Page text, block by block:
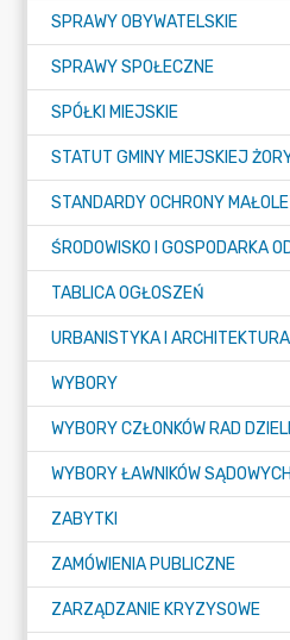
SPRAWY OBYWATELSKIE
SPRAWY SPOŁECZNE
SPÓŁKI MIEJSKIE
STATUT GMINY MIEJSKIEJ
STANDARDY OCHRONY
TABLICA OGŁOSZEŃ
URBANISTYKA I ARCHITEKTURA
WYBORY
WYBORY CZŁONKÓW RAD
WYBORY ŁAWNIKÓW SĄDOWYCH
ZABYTKI
ZAMÓWIENIA PUBLICZNE
ZARZĄDZANIE KRYZYSOWE